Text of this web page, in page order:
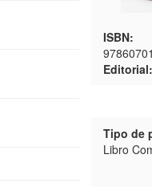
ISBN:
Editorial:
Tipo de
Libro